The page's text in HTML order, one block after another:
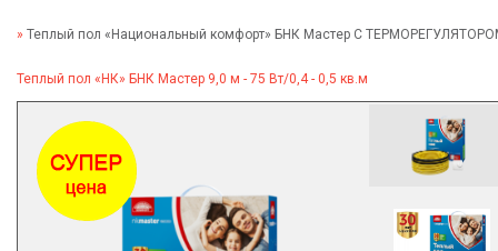
» Теплый пол «Национальный комфорт» БНК Мастер С
Теплый пол «НК» БНК Мастер 9,0 м - 75 Вт/0,4 - 0,5 кв.м